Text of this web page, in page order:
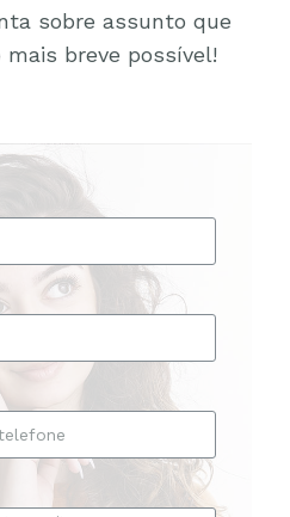
sobre assunto que
breve possível!